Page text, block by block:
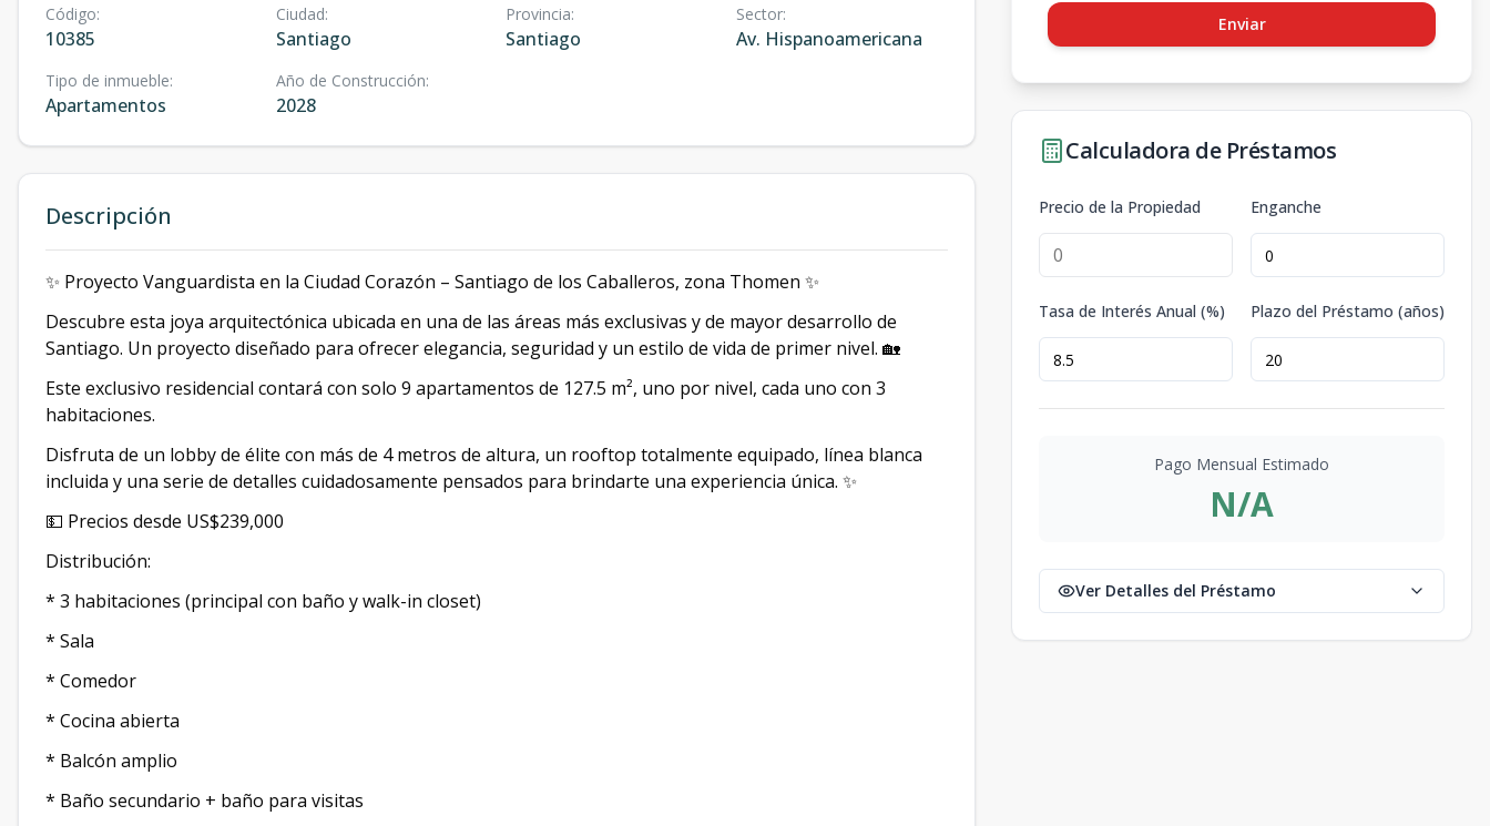
Código:
10385
Ciudad:
Santiago
Provincia:
Santiago
Sector:
Av. Hispanoamericana
Tipo de inmueble:
Apartamentos
Año de Construcción:
2028
Descripción
✨ Proyecto Vanguardista en la Ciudad Corazón – Santiago de los Caballeros, zona Thomen ✨
Descubre esta joya arquitectónica ubicada en una de las áreas más exclusivas y de mayor desarrollo de
Santiago. Un proyecto diseñado para ofrecer elegancia, seguridad y un estilo de vida de primer nivel. 🏡
Este exclusivo residencial contará con solo 9 apartamentos de 127.5 m², uno por nivel, cada uno con 3
habitaciones.
Disfruta de un lobby de élite con más de 4 metros de altura, un rooftop totalmente equipado, línea blanca
incluida y una serie de detalles cuidadosamente pensados para brindarte una experiencia única. ✨
💵 Precios desde US$239,000
Distribución:
* 3 habitaciones (principal con baño y walk-in closet)
* Sala
* Comedor
* Cocina abierta
* Balcón amplio
* Baño secundario + baño para visitas
Enviar
Calculadora de Préstamos
Precio de la Propiedad Enganche
Tasa de Interés Anual (%) Plazo del Préstamo (años)
Pago Mensual Estimado
N/A
Ver Detalles del Préstamo